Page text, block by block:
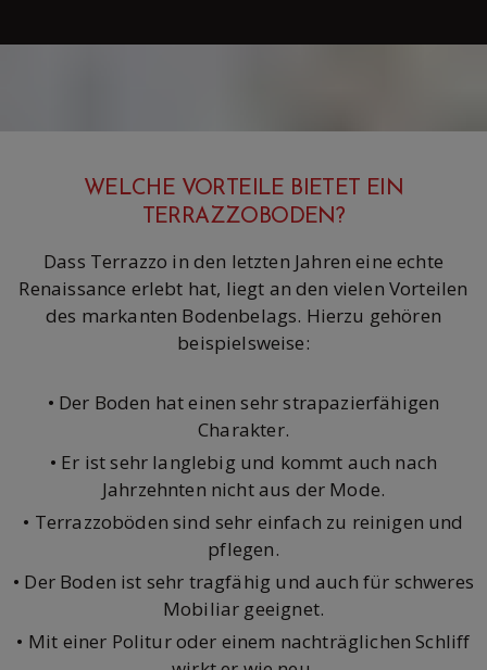
WELCHE VORTEILE BIETET EIN
TERRAZZOBODEN?
Dass Terrazzo in den letzten Jahren eine echte
Renaissance erlebt hat, liegt an den vielen Vorteilen
des markanten Bodenbelags. Hierzu gehören
beispielsweise:
• Der Boden hat einen sehr strapazierfähigen
Charakter.
• Er ist sehr langlebig und kommt auch nach
Jahrzehnten nicht aus der Mode.
• Terrazzoböden sind sehr einfach zu reinigen und
pflegen.
• Der Boden ist sehr tragfähig und auch für schweres
Mobiliar geeignet.
• Mit einer Politur oder einem nachträglichen Schliff